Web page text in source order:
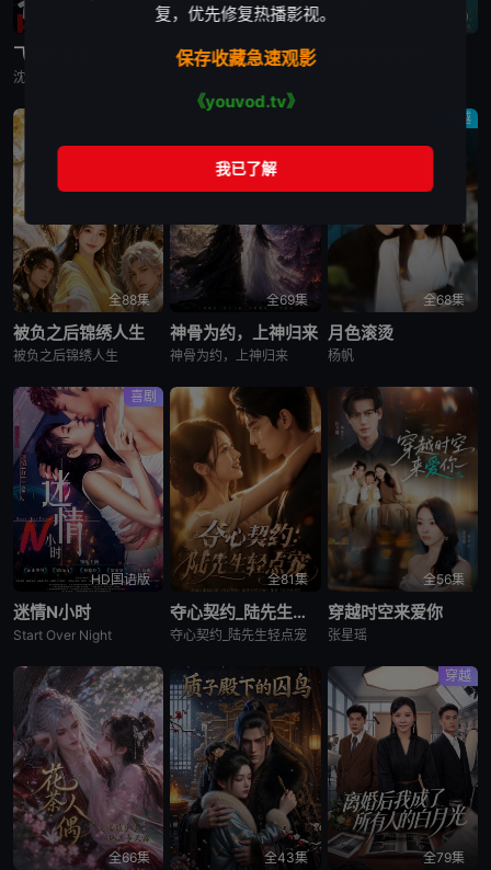
飞驰人生3
更新TC
功夫女足
全88集
被负之后锦绣人生
被负之后锦绣人生
全69集
神骨为约，上神归来
神骨为约，上神归来
穿越
全68集
月色滚烫
杨帆
喜剧
HD国语版
迷情N小时
Start Over Night
全81集
夺心契约_陆先生轻点宠
夺心契约_陆先生轻点宠
全56集
穿越时空来爱你
张星瑶
全66集 全43集
穿越
全79集
复，优先修复热播影视。
保存收藏急速观影
《youvod.tv》